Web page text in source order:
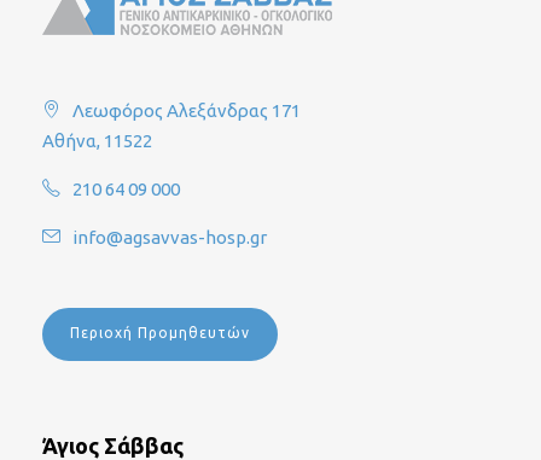
Λεωφόρος Αλεξάνδρας 171
Αθήνα, 11522
210 64 09 000
info@agsavvas-hosp.gr
Περιοχή Προμηθευτών
Άγιος Σάββας